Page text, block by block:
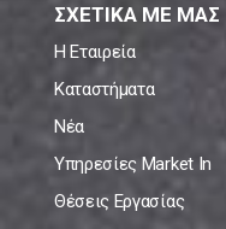
ΣΧΕΤΙΚΑ ΜΕ ΜΑΣ
Η Εταιρεία
Καταστήματα
Νέα
Υπηρεσίες Market In
Θέσεις Εργασίας